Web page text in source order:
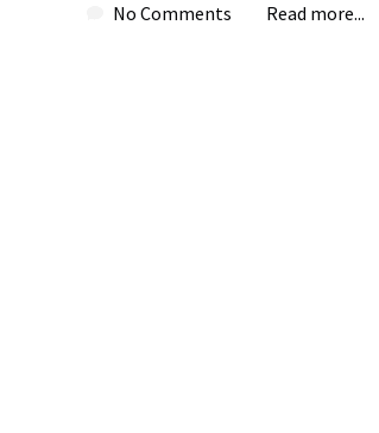
No Comments Read more...